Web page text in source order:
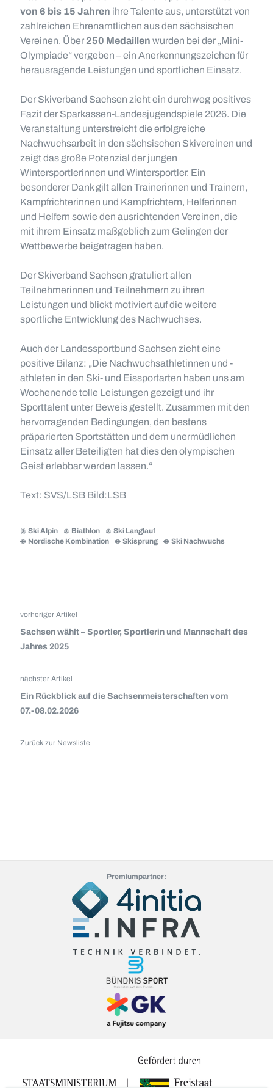
von 6 bis 15 Jahren ihre Talente aus, unterstützt von
zahlreichen Ehrenamtlichen aus den sächsischen
Vereinen. Über 250 Medaillen wurden bei der „Mini-
Olympiade“ vergeben – ein Anerkennungszeichen für
herausragende Leistungen und sportlichen Einsatz.
Der Skiverband Sachsen zieht ein durchweg positives
Fazit der Sparkassen-Landesjugendspiele 2026. Die
Veranstaltung unterstreicht die erfolgreiche
Nachwuchsarbeit in den sächsischen Skivereinen und
zeigt das große Potenzial der jungen
Wintersportlerinnen und Wintersportler. Ein
besonderer Dank gilt allen Trainerinnen und Trainern,
Kampfrichterinnen und Kampfrichtern, Helferinnen
und Helfern sowie den ausrichtenden Vereinen, die
mit ihrem Einsatz maßgeblich zum Gelingen der
Wettbewerbe beigetragen haben.
Der Skiverband Sachsen gratuliert allen
Teilnehmerinnen und Teilnehmern zu ihren
Leistungen und blickt motiviert auf die weitere
sportliche Entwicklung des Nachwuchses.
Auch der Landessportbund Sachsen zieht eine
positive Bilanz: „Die Nachwuchsathletinnen und -
athleten in den Ski- und Eissportarten haben uns am
Wochenende tolle Leistungen gezeigt und ihr
Sporttalent unter Beweis gestellt. Zusammen mit den
hervorragenden Bedingungen, den bestens
präparierten Sportstätten und dem unermüdlichen
Einsatz aller Beteiligten hat dies den olympischen
Geist erlebbar werden lassen.“
Text: SVS/LSB Bild:LSB
Ski Alpin Biathlon
Ski Langlauf
Nordische Kombination
Skisprung Ski Nachwuchs
vorheriger Artikel
Sachsen wählt – Sportler, Sportlerin und Mannschaft des
Jahres 2025
nächster Artikel
Ein Rückblick auf die Sachsenmeisterschaften vom
07.-08.02.2026
Zurück zur Newsliste
Premiumpartner: